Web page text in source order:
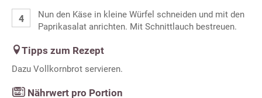
Nun den Käse in kleine Würfel schneiden und mit den
Paprikasalat anrichten. Mit Schnittlauch bestreuen.
Tipps zum Rezept
Dazu Vollkornbrot servieren.
Nährwert pro Portion